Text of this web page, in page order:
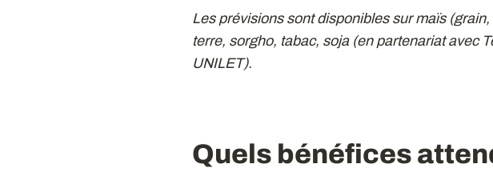
Les prévisions sont disponibles sur maïs
terre, sorgho, tabac, soja (en partenariat avec
UNILET).
Quels bénéfices